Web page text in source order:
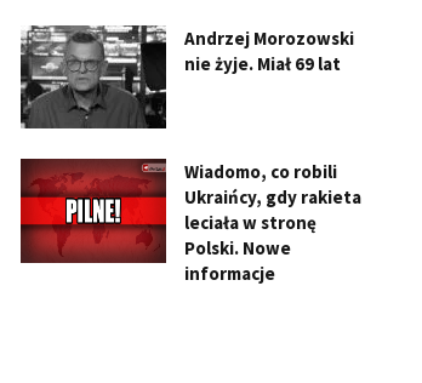
Andrzej Morozowski
nie żyje. Miał 69 lat
Wiadomo, co robili
Ukraińcy, gdy rakieta
leciała w stronę
Polski. Nowe
informacje